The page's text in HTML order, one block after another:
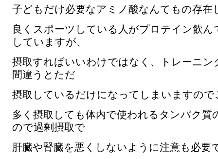
子どもだけ必要なアミノ酸なんてもの存在
良くスポーツしている人がプロテイン飲ん
していますが、
摂取すればいいわけではなく、トレーニン
間違うとただ
摂取しているだけになってしまいますので
多く摂取しても体内で使われるタンパク質
ので過剰摂取で
肝臓や腎臓を悪くしないように注意も必要